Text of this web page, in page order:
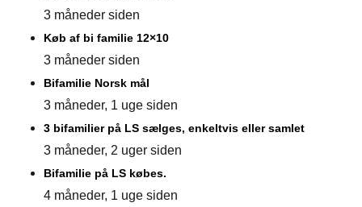
3 måneder siden
Køb af bi familie 12×10
3 måneder siden
Bifamilie Norsk mål
3 måneder, 1 uge siden
3 bifamilier på LS sælges, enkeltvis eller samlet
3 måneder, 2 uger siden
Bifamilie på LS købes.
4 måneder, 1 uge siden